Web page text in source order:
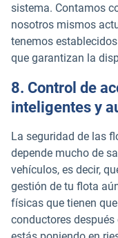
sistema. Contamos
nosotros mismos
tenemos
que garantizan la
8. Control de
inteligentes y
La seguridad de las
depende mucho de
vehículos, es decir,
gestión de tu flota
físicas que tienen
conductores